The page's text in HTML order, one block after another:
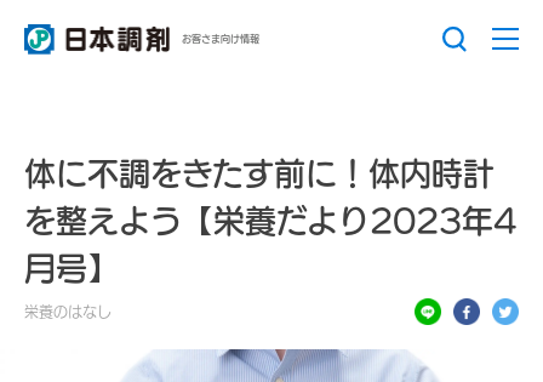
お客さま向け情報
体に不調をきたす前に！体内時計
を整えよう【栄養だより2023年4
月号】
栄養のはなし